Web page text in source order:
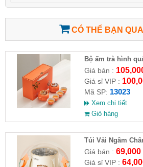
CÓ THỂ BẠN
Bộ ấm trà hình
Giá bán :
Giá sỉ VIP :
Mã SP: 13023
Xem chi tiết
Giỏ hàng
Túi Vải Ngâm
Giá bán : 69,000
Giá sỉ VIP :